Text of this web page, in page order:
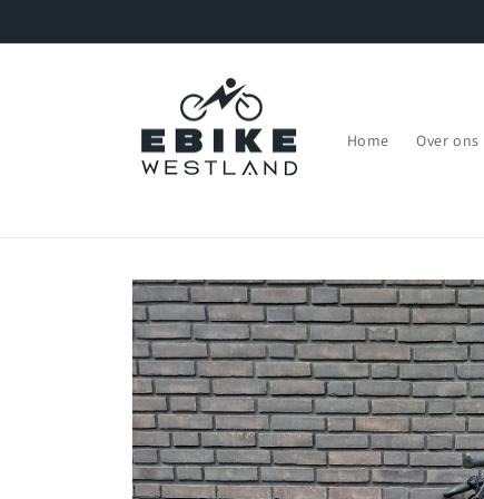
content
Home Over ons
Ga direct naar
productinformatie